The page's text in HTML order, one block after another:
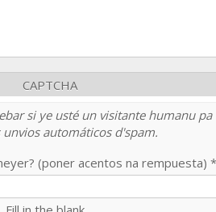
CAPTCHA
si ye usté un visitante humanu pa
automáticos d'spam.
(poner acentos na rempuesta) *